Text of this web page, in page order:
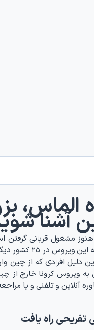
الماس،
آشنا
اپیدمی ویروس کرونا در ماه دوم ۲۰۲۰
قربانیان آن
به ویروس کرونا خارج
آنلاین و تلفنی و یا
راه یافت